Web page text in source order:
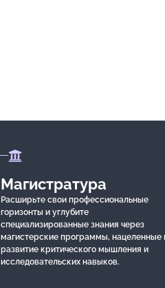
Магистратура
Расширьте свои профессиональные
горизонты и углубите
специализированные знания через
магистерские программы, нацеленные
развитие критического мышления и
исследовательских навыков.